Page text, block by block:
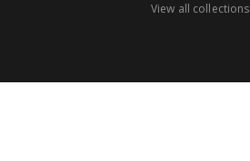
View all collections